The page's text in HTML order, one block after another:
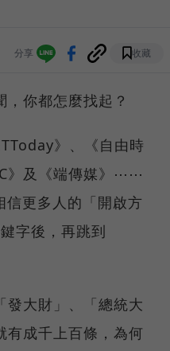
分享 收藏
你都怎麼找起？
》、《自由時
》及《端傳媒》⋯⋯
更多人的「開啟方
字後，再跳到
發大財」、「總統大
有成千上百條，為何